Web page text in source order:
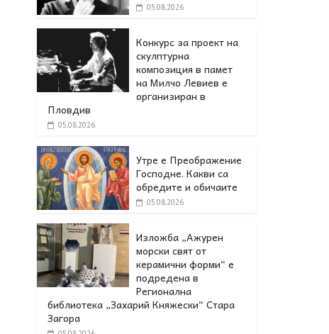
05.08.2026
Конкурс за проект на
скулптурна
композиция в памет
на Милчо Левиев е
организиран в
Пловдив
05.08.2026
Утре е Преображение
Господне. Какви са
обредите и обичаите
05.08.2026
Изложба „Ажурен
морски свят от
керамични форми“ е
подредена в
Регионална
библиотека „Захарий Княжески“ Стара
Загора